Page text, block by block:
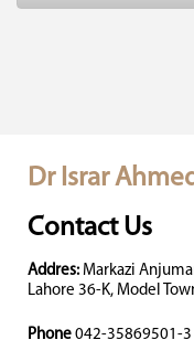
Dr Israr
Contact Us
Addres: Markazi
Lahore 36-K, Model
Phone 042-35869501-3